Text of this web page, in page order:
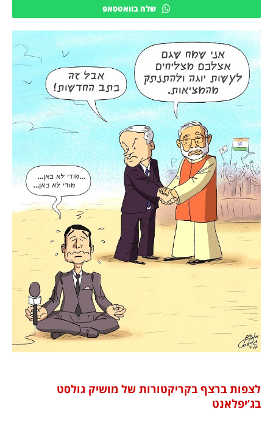
שלח בוואטסאפ
לצפות ברצף בקריקטורות של מושיק גולסט
בג’יפלאנט